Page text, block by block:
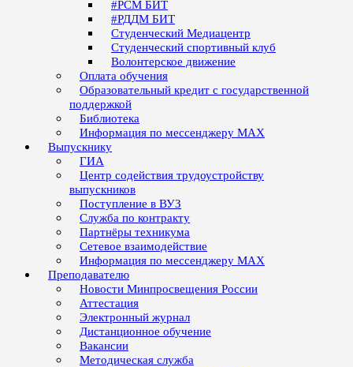
#РСМ БИТ
#РДДМ БИТ
Студенческий Медиацентр
Студенческий спортивный клуб
Волонтерское движение
Оплата обучения
Образовательный кредит с государственной
поддержкой
Библиотека
Информация по мессенджеру MAX
Выпускнику
ГИА
Центр содействия трудоустройству
выпускников
Поступление в ВУЗ
Служба по контракту
Партнёры техникума
Сетевое взаимодействие
Информация по мессенджеру MAX
Преподавателю
Новости Минпросвещения России
Аттестация
Электронный журнал
Дистанционное обучение
Вакансии
Методическая служба